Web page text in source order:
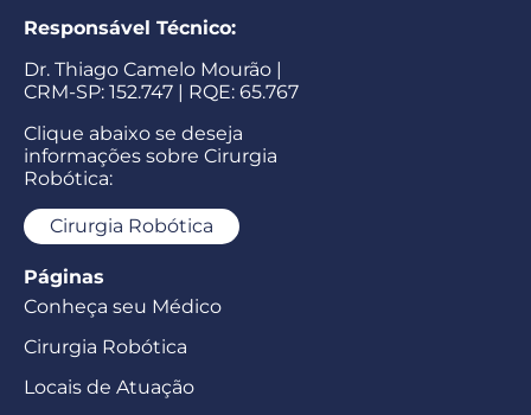
Responsável Técnico:
Dr. Thiago Camelo Mourão |
CRM-SP: 152.747 | RQE: 65.767
Clique abaixo se deseja
informações sobre Cirurgia
Robótica:
Cirurgia Robótica
Páginas
Conheça seu Médico
Cirurgia Robótica
Locais de Atuação